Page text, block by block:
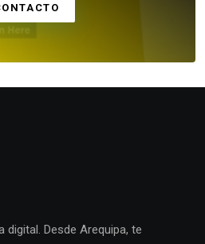
Desde Arequipa, te